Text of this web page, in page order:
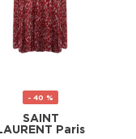
- 40 %
SAINT
Paris